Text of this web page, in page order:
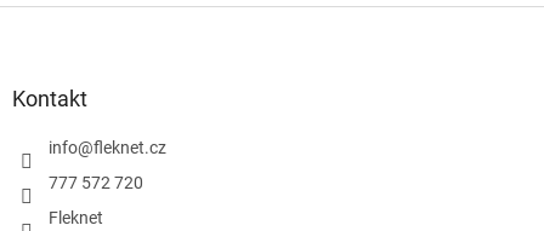
Kontakt
info@fleknet.cz
777 572 720
Fleknet